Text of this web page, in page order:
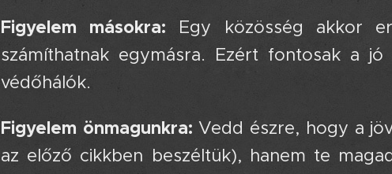
Figyelem másokra: Egy közösség akkor
számíthatnak egymásra. Ezért fontosak a
védőhálók.
Figyelem önmagunkra: Vedd észre, hogy a
az előző cikkben beszéltük), hanem te